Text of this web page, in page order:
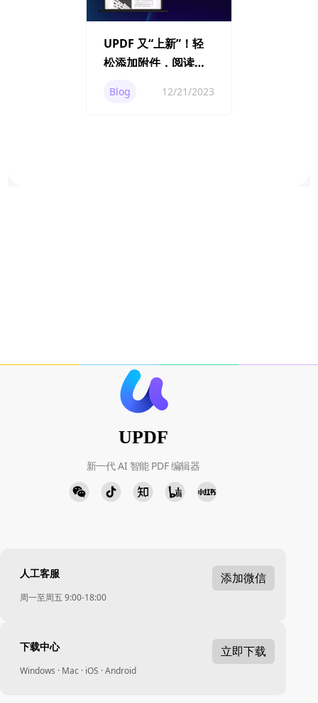
UPDF 又“上新”！轻
松添加附件，阅读
Blog 12/21/2023
UPDF
新一代 AI 智能 PDF 编辑器
人工客服
周一至周五 9:00-18:00
添加微信
下载中心
Windows · Mac · iOS · Android
立即下载